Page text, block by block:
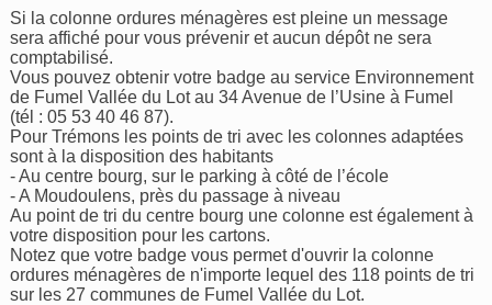
Si la colonne ordures ménagères est pleine un message
sera affiché pour vous prévenir et aucun dépôt ne sera
comptabilisé.
Vous pouvez obtenir votre badge au service Environnement
de Fumel Vallée du Lot au 34 Avenue de l’Usine à Fumel
(tél : 05 53 40 46 87).
Pour Trémons les points de tri avec les colonnes adaptées
sont à la disposition des habitants
- Au centre bourg, sur le parking à côté de l’école
- A Moudoulens, près du passage à niveau
Au point de tri du centre bourg une colonne est également à
votre disposition pour les cartons.
Notez que votre badge vous permet d'ouvrir la colonne
ordures ménagères de n'importe lequel des 118 points de tri
sur les 27 communes de Fumel Vallée du Lot.